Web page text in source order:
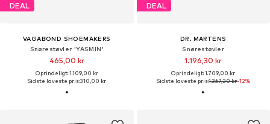
DEAL
VAGABOND SHOEMAKERS
Snørestøvler 'YASMIN'
465,00 kr
Oprindeligt: 1.109,00 kr
Sidste laveste pris:310,00 kr
DEAL
DR. MARTENS
Snørestøvler
1.196,30 kr
Oprindeligt: 1.709,00 kr
Sidste laveste pris:1.367,20 kr-12%